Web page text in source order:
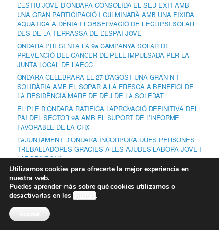
L’ESTIU JOVE D’ONDARA CONSOLIDA EL SEU ÈXIT AMB
UNA GRAN PARTICIPACIÓ I CULMINARÀ AMB UNA EIXIDA
AQUÀTICA A DÉNIA I L’OBSERVACIÓ DE L’ECLIPSI SOLAR
DES DE LA TERRASSA DE L’ESPAI JOVE
ONDARA PRESENTA LA 9a CAMPANYA SOLAR DE
PREVENCIÓ DEL CÀNCER DE PELL IMPULSADA PER LA
JUNTA LOCAL DE L’AECC
ONDARA CELEBRARÀ EL 27 D’AGOST UNA GRAN NIT
SOLIDÀRIA AMB EL SOPAR A LA FRESCA A BENEFICI DE
LA RESIDÈNCIA MARE DE DÉU DE LA SOLEDAT
EL PLE D’ONDARA RATIFICA L’APROVACIÓ DEFINITIVA DEL
PAI DEL SECTOR 9A AMB EL SUPORT DE L’INFORME
FAVORABLE DE LA CHX
L’AJUNTAMENT D’ONDARA INCORPORA DUES PERSONES
TREBALLADORES GRÀCIES A LES AJUDES LABORA JOVE I
LABORA DONA
Comentarios recientes
Archivos
Utilizamos cookies para ofrecerte la mejor experiencia en
nuestra web.
Puedes aprender más sobre qué cookies utilizamos o
desactivarlas en los ajustes.